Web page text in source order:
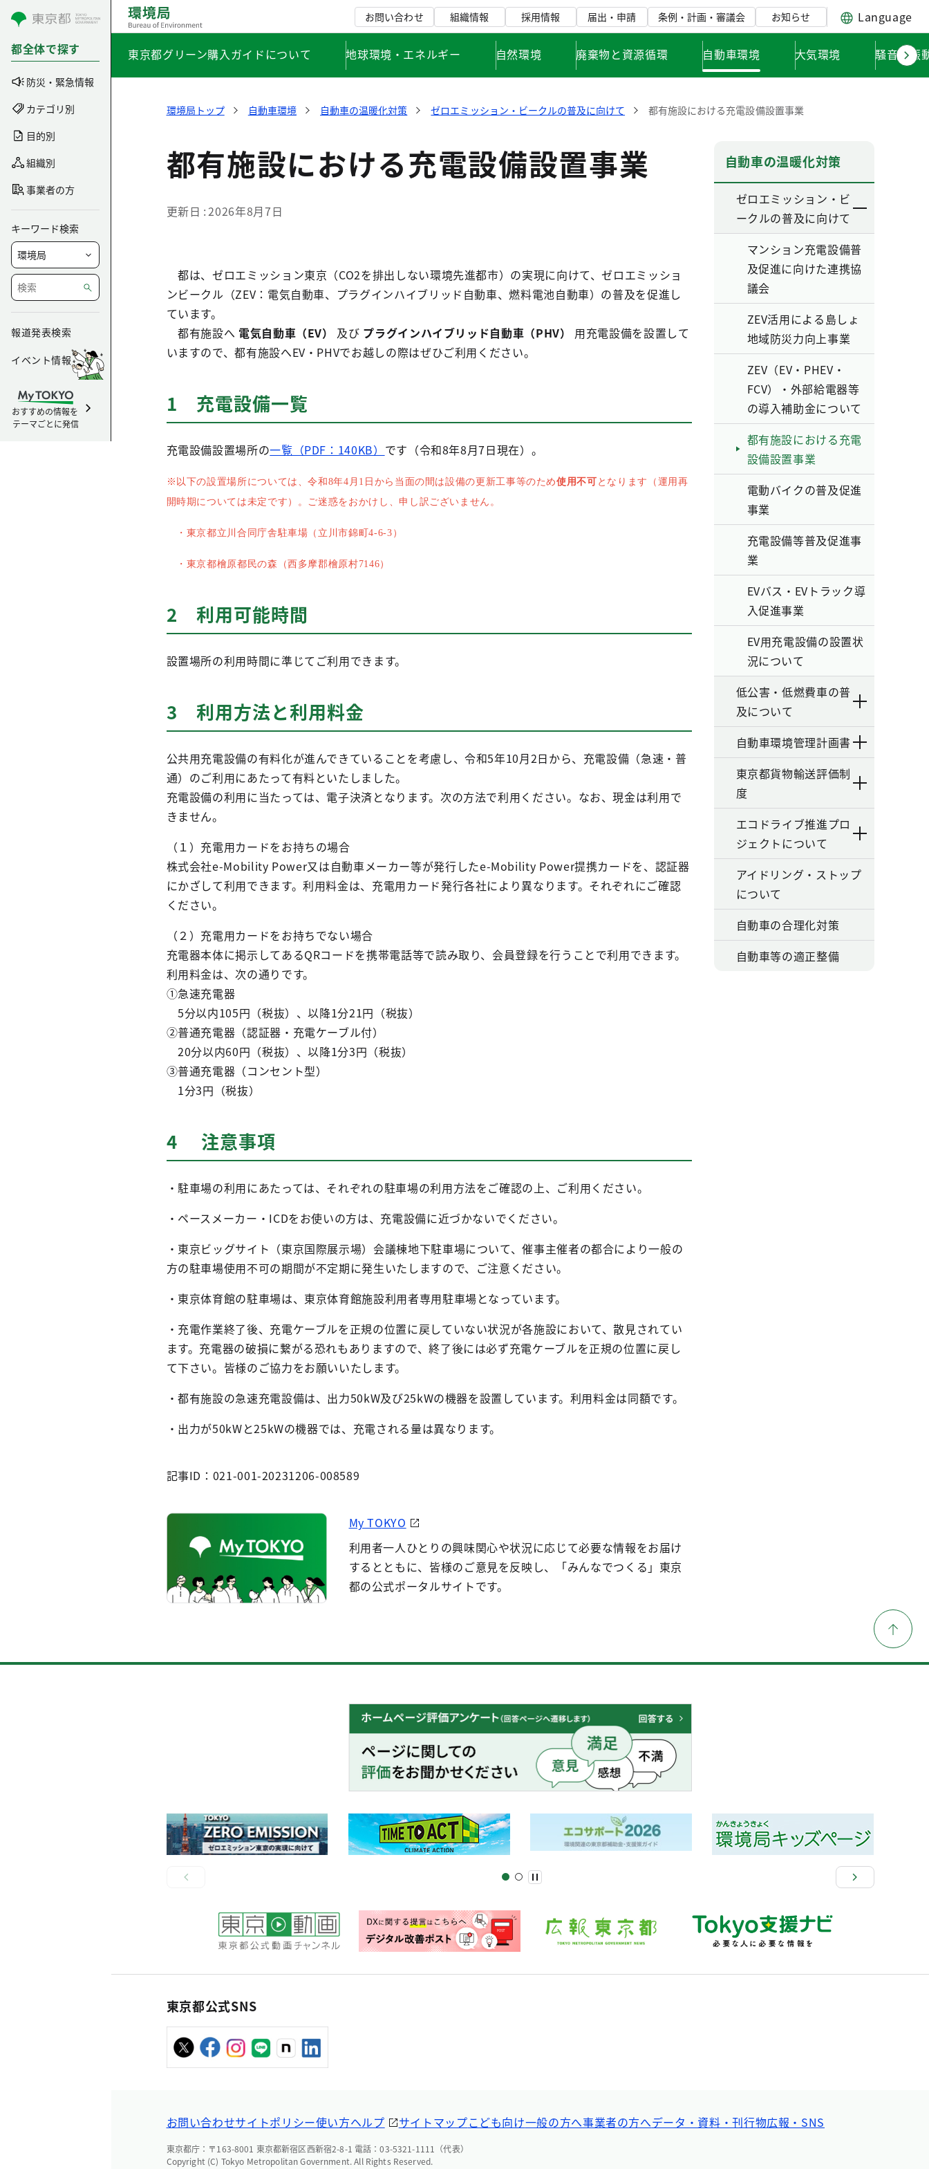
コンテンツにスキップ
都全体で探す
防災・緊急情報
カテゴリ別
目的別
組織別
事業者の方
キーワード検索
報道発表検索
イベント情報
おすすめの情報を
テーマごとに発信
お問い合わせ 組織情報 採用情報 届出・申請 条例・計画・審議会 お知らせ Language
東京都グリーン購入ガイドについて 地球環境・エネルギー 自然環境 廃棄物と資源循環 自動車環境 大気環境 騒音・振
環境局トップ 自動車環境 自動車の温暖化対策 ゼロエミッション・ビークルの普及に向けて 都有施設における充電設備設置事業
都有施設における充電設備設置事業
更新日 2026年8月7日
都は、ゼロエミッション東京（CO2を排出しない環境先進都市）の実現に向けて、ゼロエミッショ
ンビークル（ZEV：電気自動車、プラグインハイブリッド自動車、燃料電池自動車）の普及を促進し
ています。
都有施設へ 電気自動車（EV） 及び プラグインハイブリッド自動車（PHV）
用充電設備を設置して
いますので、都有施設へEV・PHVでお越しの際はぜひご利用ください。
1 充電設備一覧
充電設備設置場所の一覧（PDF：140KB） です（令和8年8月7日現在）。
※以下の設置場所については、令和8年4月1日から当面の間は設備の更新工事等のため使用不可 となります（運用再
開時期については未定です）。 ご迷惑をおかけし、申し訳ございません。
・東京都立川合同庁舎駐車場（立川市錦町4-6-3）
・東京都檜原都民の森（西多摩郡檜原村7146）
2 利用可能時間
設置場所の利用時間に準じてご利用できます。
3 利用方法と利用料金
公共用充電設備の有料化が進んできていることを考慮し、令和5年10月2日から、充電設備（急速・普
通）のご利用にあたって有料といたしました。
充電設備の利用に当たっては、電子決済となります。次の方法で利用ください。なお、現金は利用で
きません。
（１）充電用カードをお持ちの場合
株式会社e-Mobility Power又は自動車メーカー等が発行したe-Mobility Power提携カードを、認証器
にかざして利用できます。利用料金は、充電用カード発行各社により異なります。それぞれにご確認
ください。
（２）充電用カードをお持ちでない場合
充電器本体に掲示してあるQRコードを携帯電話等で読み取り、会員登録を行うことで利用できます。
利用料金は、次の通りです。
①急速充電器
5分以内105円（税抜）、以降1分21円（税抜）
②普通充電器（認証器・充電ケーブル付）
20分以内60円（税抜）、以降1分3円（税抜）
③普通充電器（コンセント型）
1分3円（税抜）
4 注意事項
・駐車場の利用にあたっては、それぞれの駐車場の利用方法をご確認の上、ご利用ください。
・ペースメーカー・ICDをお使いの方は、充電設備に近づかないでください。
・東京ビッグサイト（東京国際展示場）会議棟地下駐車場について、催事主催者の都合により一般の
方の駐車場使用不可の期間が不定期に発生いたしますので、ご注意ください。
・東京体育館の駐車場は、東京体育館施設利用者専用駐車場となっています。
・充電作業終了後、充電ケーブルを正規の位置に戻していない状況が各施設において、散見されてい
ます。充電器の破損に繋がる恐れもありますので、終了後には必ず充電ケーブルを正規の位置に戻し
て下さい。皆様のご協力をお願いいたします。
・都有施設の急速充電設備は、出力50kW及び25kWの機器を設置しています。利用料金は同額です。
・出力が50kWと25kWの機器では、充電される量は異なります。
記事ID：021-001-20231206-008589
My TOKYO
利用者一人ひとりの興味関心や状況に応じて必要な情報をお届け
するとともに、皆様のご意見を反映し、「みんなでつくる」東京
都の公式ポータルサイトです。
自動車の温暖化対策
ゼロエミッション・ビ
ークルの普及に向けて
マンション充電設備普
及促進に向けた連携協
議会
ZEV活用による島しょ
地域防災力向上事業
ZEV（EV・PHEV・
FCV）・外部給電器等
の導入補助金について
都有施設における充電
設備設置事業
電動バイクの普及促進
事業
充電設備等普及促進事
業
EVバス・EVトラック導
入促進事業
EV用充電設備の設置状
況について
低公害・低燃費車の普
及について
自動車環境管理計画書
東京都貨物輸送評価制
度
エコドライブ推進プロ
ジェクトについて
アイドリング・ストップ
について
自動車の合理化対策
自動車等の適正整備
東京都公式SNS
お問い合わせサイトポリシー使い方ヘルプ サイトマップこども向け一般の方へ事業者の方へデータ・資料・刊行物広報・SNS
東京都庁：〒163-8001 東京都新宿区西新宿2-8-1 電話：03-5321-1111（代表）
Copyright (C) Tokyo Metropolitan Government. All Rights Reserved.